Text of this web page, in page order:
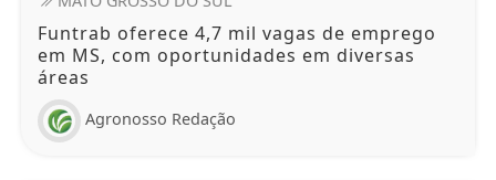
MATO GROSSO DO SUL
Funtrab oferece 4,7 mil vagas de emprego
em MS, com oportunidades em diversas
áreas
Agronosso Redação